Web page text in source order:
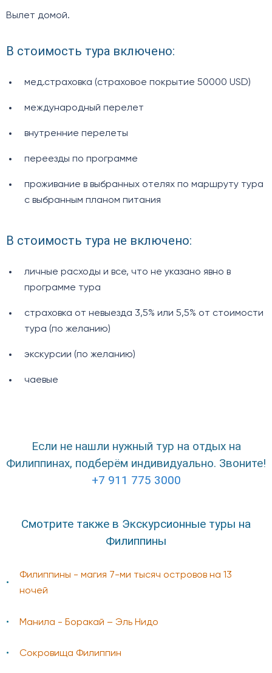
Вылет домой.
В стоимость тура включено:
мед.страховка (страховое покрытие 50000 USD)
международный перелет
внутренние перелеты
переезды по программе
проживание в выбранных отелях по маршруту тура
с выбранным планом питания
В стоимость тура не включено:
личные расходы и все, что не указано явно в
программе тура
страховка от невыезда 3,5% или 5,5% от стоимости
тура (по желанию)
экскурсии (по желанию)
чаевые
Если не нашли нужный тур на отдых на
Филиппинах, подберём индивидуально. Звоните!
+7 911 775 3000
Смотрите также в Экскурсионные туры на
Филиппины
Филиппины - магия 7-ми тысяч островов на 13
ночей
Манила - Боракай – Эль Нидо
Сокровища Филиппин